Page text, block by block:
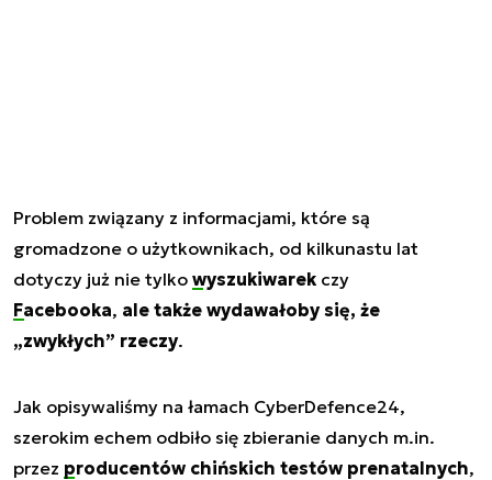
Problem związany z informacjami, które są
gromadzone o użytkownikach, od kilkunastu lat
dotyczy już nie tylko wyszukiwarek czy
Facebooka, ale także wydawałoby się, że
„zwykłych” rzeczy.
Jak opisywaliśmy na łamach CyberDefence24,
szerokim echem odbiło się zbieranie danych m.in.
przez producentów chińskich testów prenatalnych,